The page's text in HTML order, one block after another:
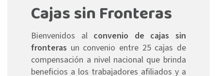
Cajas sin Fronteras
Bienvenidos al convenio de cajas sin
fronteras un convenio entre 25 cajas de
compensación a nivel nacional que brinda
beneficios a los trabajadores afiliados y a